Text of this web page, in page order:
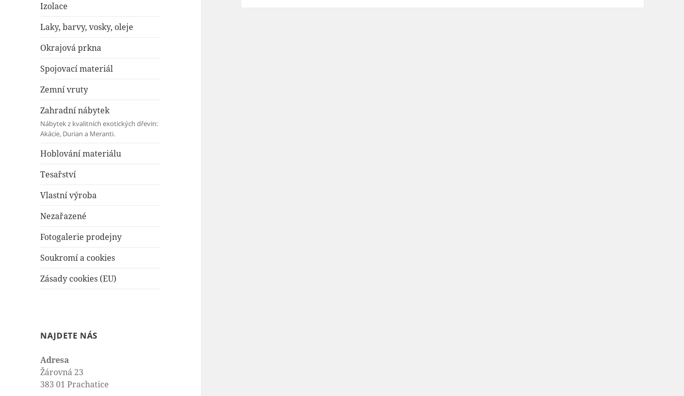
Izolace
Laky, barvy, vosky, oleje
Okrajová prkna
Spojovací materiál
Zemní vruty
Zahradní nábytek
Nábytek z kvalitních exotických dřevin:
Akácie, Durian a Meranti.
Hoblování materiálu
Tesařství
Vlastní výroba
Nezařazené
Fotogalerie prodejny
Soukromí a cookies
Zásady cookies (EU)
NAJDETE NÁS
Adresa
Žárovná 23
383 01 Prachatice